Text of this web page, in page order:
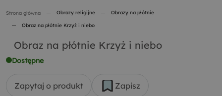
Strona główna Obrazy religijne Obrazy na płótnie
Obraz na płótnie Krzyż i niebo
Obraz na płótnie Krzyż i niebo
Dostępne
Zapytaj o produkt Zapisz